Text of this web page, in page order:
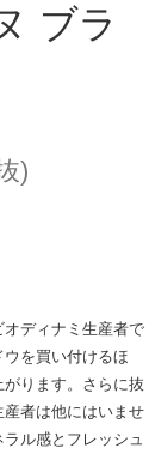
ブラ
)
ディナミ生産者で
を買い付けるほ
ります。さらに抜
者は他にはいませ
ル感とフレッシュ